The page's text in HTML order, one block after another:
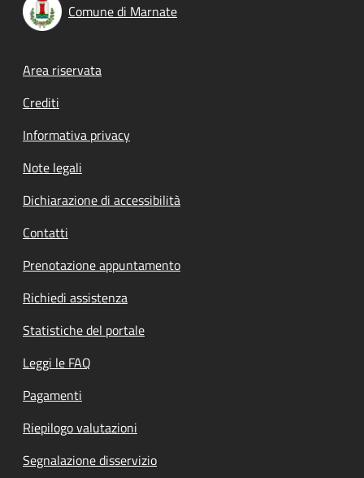
Comune di Marnate
Footer menu
Area riservata
Crediti
Informativa privacy
Note legali
Dichiarazione di accessibilità
Contatti
Prenotazione appuntamento
Richiedi assistenza
Statistiche del portale
Leggi le FAQ
Pagamenti
Riepilogo valutazioni
Segnalazione disservizio